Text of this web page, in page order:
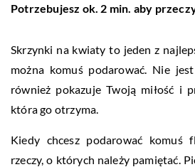
Potrzebujesz ok. 2 min. aby
Skrzynki na kwiaty to jeden z
można komuś podarować. Nie
również pokazuje Twoją miłość i
która go otrzyma.
Kiedy chcesz podarować komuś
rzeczy, o których należy pamiętać.